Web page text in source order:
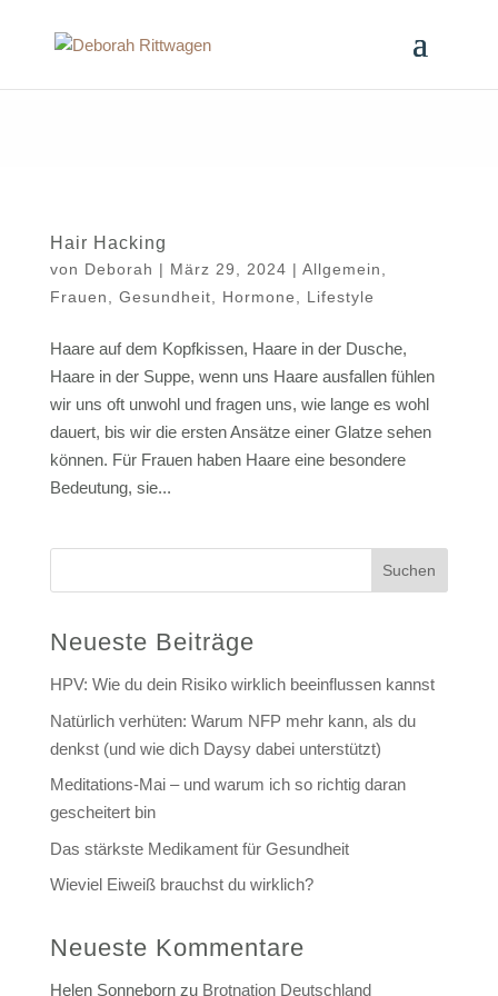
Hair Hacking
von Deborah | März 29, 2024 | Allgemein
Frauen
Gesundheit Hormone Lifestyle
Haare auf dem Kopfkissen, Haare in der Dusche,
Haare in der Suppe, wenn uns Haare ausfallen fühlen
wir uns oft unwohl und fragen uns, wie lange es wohl
dauert, bis wir die ersten Ansätze einer Glatze sehen
können. Für Frauen haben Haare eine besondere
Bedeutung, sie...
Suchen
Neueste Beiträge
HPV: Wie du dein Risiko wirklich beeinflussen kannst
Natürlich verhüten: Warum NFP mehr kann, als du
denkst (und wie dich Daysy dabei unterstützt)
Meditations-Mai – und warum ich so richtig daran
gescheitert bin
Das stärkste Medikament für Gesundheit
Wieviel Eiweiß brauchst du wirklich?
Neueste Kommentare
Helen Sonnebornzu Brotnation Deutschland